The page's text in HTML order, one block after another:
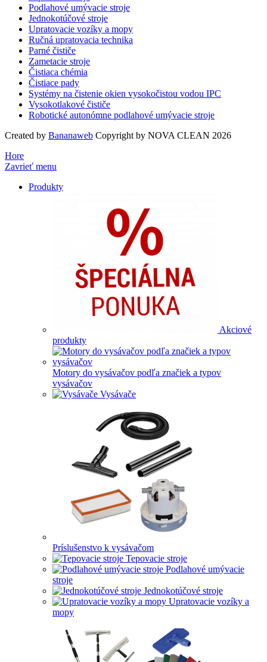
Podlahové umývacie stroje
Jednokotúčové stroje
Upratovacie vozíky a mopy
Ručná upratovacia technika
Parné čističe
Zametacie stroje
Čistiaca chémia
Čistiace pady
Systémy na čistenie okien vysokočistou vodou IPC
Vysokotlakové čističe
Robotické autonómne podlahové umývacie stroje
Created by Bananaweb Copyright by NOVA CLEAN 2026
Hore
Zavrieť menu
Produkty
Akciové
produkty
Motory do vysávačov podľa značiek a typov
vysávačov
Vysávače
Príslušenstvo k vysávačom
Tepovacie stroje
Podlahové umývacie
stroje
Jednokotúčové stroje
Upratovacie vozíky a
mopy